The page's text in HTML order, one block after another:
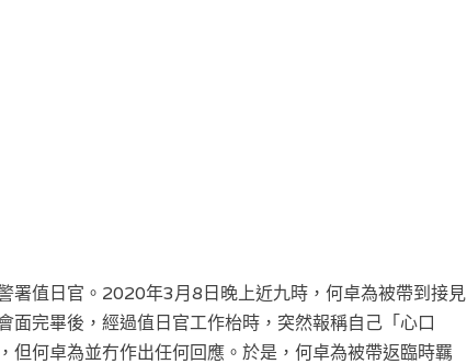
署值日官。2020年3月8日晚上近九時，何卓為被帶到接見
完畢後，經過值日官工作枱時，突然報稱自己「心口
何卓為並冇作出任何回應。於是，何卓為被帶返臨時羈